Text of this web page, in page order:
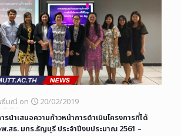
ธิ์มณี on
20/02/2019
นำเสนอความก้าวหน้าการดำเนินโครงการที่ได้
.สธ. มทร.ธัญบุรี ประจำปีงบประมาณ 2561 –